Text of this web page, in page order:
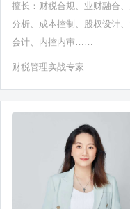
擅长：财税合规、业财融合
分析、成本控制、股权设计
会计、内控内审……
财税管理实战专家